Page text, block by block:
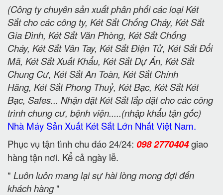
(Công ty chuyên sản xuất phân phối các loại Két
Sắt cho các công ty, Két Sắt Chống Cháy, Két Sắt
Gia Đình, Két Sắt Văn Phòng, Két Sắt Chống
Cháy, Két Sắt Vân Tay, Két Sắt Điện Tử, Két Sắt Đổi
Mã, Két Sắt Xuất Khẩu, Két Sắt Dự Án, Két Sắt
Chung Cư, Két Sắt An Toàn, Két Sắt Chính
Hãng, Két Sắt Phong Thuỷ, Két Bạc, Két Sắt Két
Bạc, Safes... Nhận đặt Két Sắt lắp đặt cho các công
trình chung cư, bệnh viện.....(nhập khẩu tận gốc)
Nhà Máy Sản Xuất Két Sắt Lớn Nhất Việt Nam.
Phục vụ tận tình chu đáo 24/24: 098 2770404giao
hàng tận nơi. Kể cả ngày lễ.
" Luôn luôn mang lại sự hài lòng mong đợi đến
khách hàng"